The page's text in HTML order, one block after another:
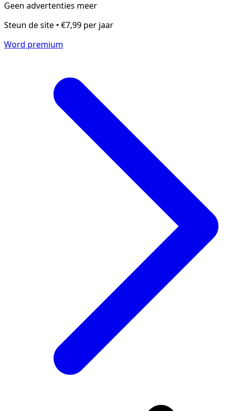
Geen advertenties meer
Steun de site • €7,99 per jaar
Word premium